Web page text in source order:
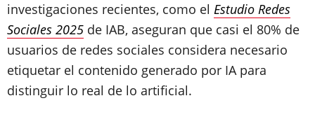
investigaciones recientes, como el Estudio Redes
Sociales 2025 de IAB, aseguran que casi el 80% de
usuarios de redes sociales considera necesario
etiquetar el contenido generado por IA para
distinguir lo real de lo artificial.